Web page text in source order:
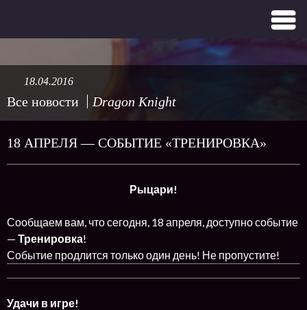
Все новости Dragon Knight
18.04.2016
18 АПРЕЛЯ — СОБЫТИЕ «ТРЕНИРОВКА»
Рыцари!
Сообщаем вам, что сегодня, 18 апреля, доступно событие
— Тренировка!
Событие продлится только один день! Не пропустите!
Удачи в игре!